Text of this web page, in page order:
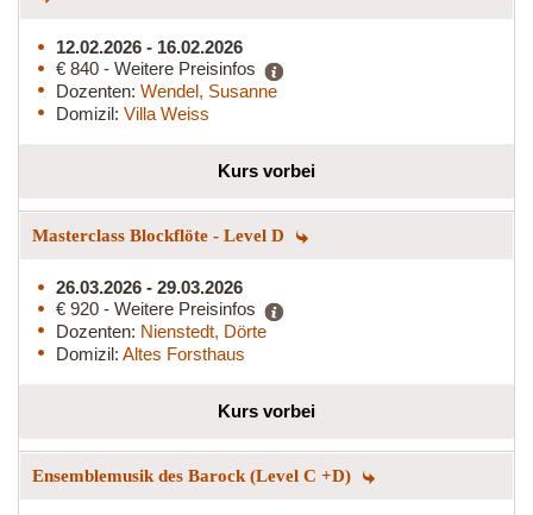
12.02.2026 - 16.02.2026
€ 840 - Weitere Preisinfos
Dozenten: Wendel, Susanne
Domizil: Villa Weiss
Kurs vorbei
Masterclass Blockflöte - Level D
26.03.2026 - 29.03.2026
€ 920 - Weitere Preisinfos
Dozenten: Nienstedt, Dörte
Domizil: Altes Forsthaus
Kurs vorbei
Ensemblemusik des Barock (Level C +D)